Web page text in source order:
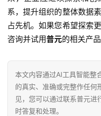
系，提升组织的整体数据
占先机。如果您希望探索
咨询并试用普元的相关产
本文内容通过AI工具智能整
的真实、准确或完整作任何
见，您可以通过联系普元进
时答复和处理。